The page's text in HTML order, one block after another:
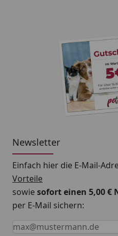
Newsletter
Einfach hier die E-Mail-
Vorteile
sowiesofort einen 5,00 €
per E-Mail sichern:
Keine Eingabe erforderlich
Eingabe erforderlich
E-Mail *